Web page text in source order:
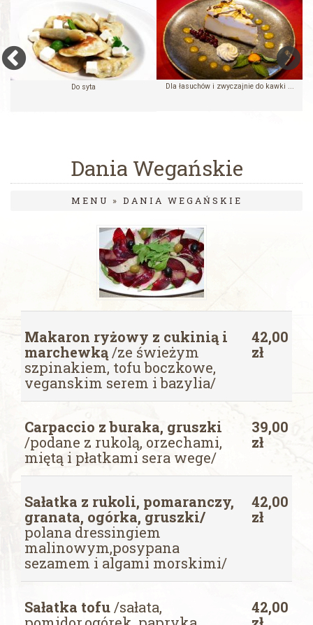
Do syta Dla łasuchów i zwyczajnie do kawki ...
Dania Wegańskie
MENU » DANIA WEGAŃSKIE
Makaron ryżowy z cukinią i
marchewką /ze świeżym
szpinakiem, tofu boczkowe,
veganskim serem i bazylia/
42,00
zł
Carpaccio z buraka, gruszki
/podane z rukolą, orzechami,
miętą i płatkami sera wege/
39,00
zł
Sałatka z rukoli, pomaranczy,
granata, ogórka, gruszki/
polana dressingiem
malinowym,posypana
sezamem i algami morskimi/
42,00
zł
Sałatka tofu /sałata,
42,00